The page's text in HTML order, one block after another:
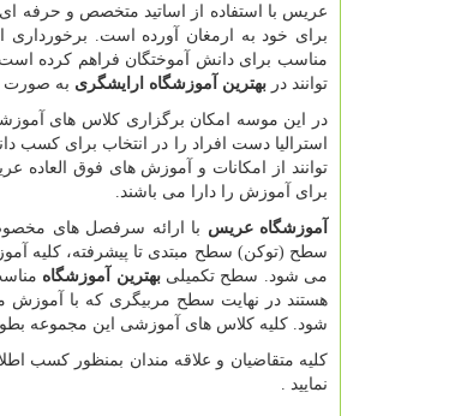
عریس با استفاده از اساتید متخصص و حرفه
مناسب برای دانش آموختگان فراهم کرده
توانند در بهترین آموزشگاه ارایشگری به صورت
در این موسه امکان برگزاری کلاس های
استرالیا دست افراد را در انتخاب برای کسب
توانند از امکانات و آموزش های فوق العاده
برای آموزش را دارا می باشند.
آموزشگاه عریس با ارائه سرفصل های
سطح (توکن) سطح مبتدی تا پیشرفته، کلیه
می شود. سطح تکمیلیبهترین آموزشگاه
هستند در نهایت سطح مربیگری که با
شود. کلیه کلاس های آموزشی این مجموعه
کلیه متقاضیان و علاقه مندان بمنظور کسب
نمایید .